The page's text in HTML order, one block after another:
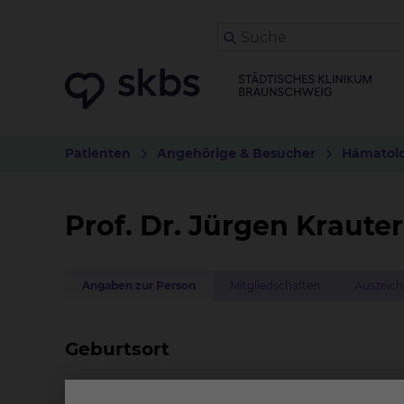
Patienten Angehörige & Besucher
Prof. Dr. Jürgen Krauter
Angaben zur Person
Geburtsort